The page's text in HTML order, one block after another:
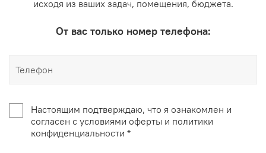
исходя из ваших задач, помещения, бюджета.
От вас только номер телефона:
Настоящим подтверждаю, что я ознакомлен и
согласен с условиями оферты и политики
конфиденциальности *